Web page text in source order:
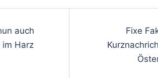
auch
im Harz
Fixe